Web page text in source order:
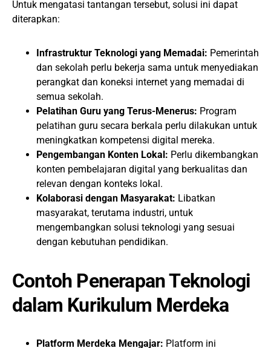
Untuk mengatasi tantangan tersebut, solusi ini dapat
diterapkan:
Infrastruktur Teknologi yang Memadai: Pemerintah
dan sekolah perlu bekerja sama untuk menyediakan
perangkat dan koneksi internet yang memadai di
semua sekolah.
Pelatihan Guru yang Terus-Menerus: Program
pelatihan guru secara berkala perlu dilakukan untuk
meningkatkan kompetensi digital mereka.
Pengembangan Konten Lokal: Perlu dikembangkan
konten pembelajaran digital yang berkualitas dan
relevan dengan konteks lokal.
Kolaborasi dengan Masyarakat: Libatkan
masyarakat, terutama industri, untuk
mengembangkan solusi teknologi yang sesuai
dengan kebutuhan pendidikan.
Contoh Penerapan Teknologi
dalam Kurikulum Merdeka
Platform Merdeka Mengajar: Platform ini